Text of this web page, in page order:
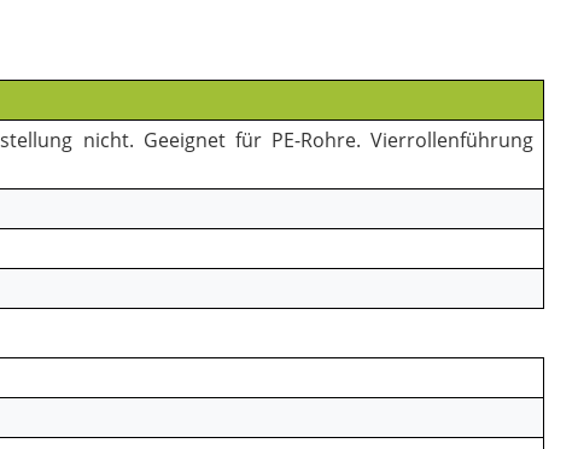
nicht. Geeignet für PE-Rohre. Vierrollenführung